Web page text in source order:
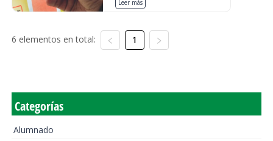
Leer más
6 elementos en total: 1
Categorías
Alumnado